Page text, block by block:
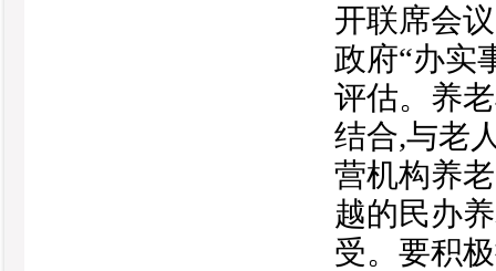
开联席会
政府“办实
评估。养
结合,与老
营机构养
越的民办
受。要积